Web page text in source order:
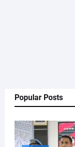
Popular Posts